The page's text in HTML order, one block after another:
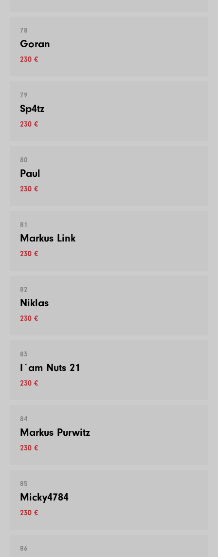
78
Goran
230 €
79
Sp4tz
230 €
80
Paul
230 €
81
Markus Link
230 €
82
Niklas
230 €
83
I´am Nuts 21
230 €
84
Markus Purwitz
230 €
85
Micky4784
230 €
86